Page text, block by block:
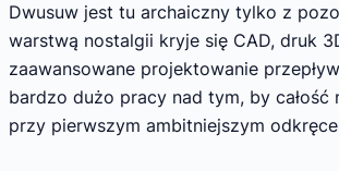
Dwusuw jest tu archaiczny tylko z
warstwą nostalgii kryje się CAD, druk
zaawansowane projektowanie
bardzo dużo pracy nad tym, by całość
przy pierwszym ambitniejszym